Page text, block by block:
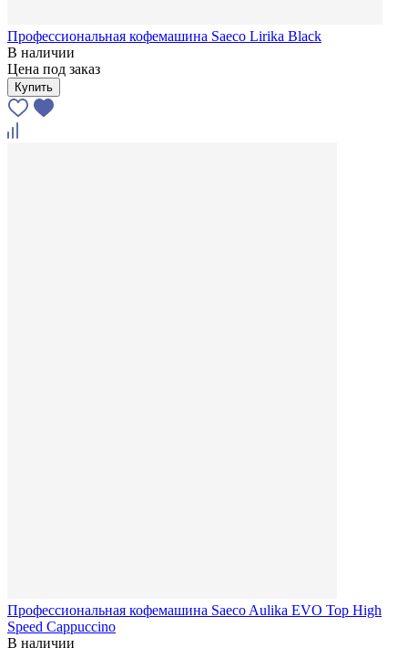
Профессиональная кофемашина Saeco Lirika Black
В наличии
Цена под заказ
Купить
Профессиональная кофемашина Saeco Aulika EVO Top High
Speed Cappuccino
В наличии